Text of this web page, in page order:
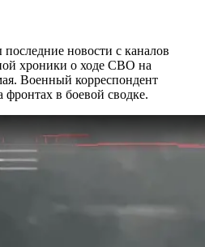
новости с каналов
хроники о ходе СВО на
Военный корреспондент
фронтах в боевой сводке.